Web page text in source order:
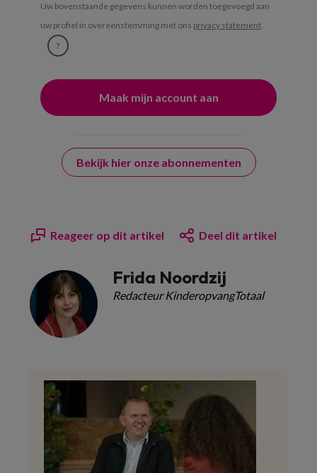
Uw bovenstaande gegevens kunnen worden toegevoegd aan
uw profiel in overeenstemming met ons privacy statement.
?
Bekijk hier onze abonnementen
Reageer op dit artikel Deel dit artikel
Frida Noordzij
Redacteur KinderopvangTotaal